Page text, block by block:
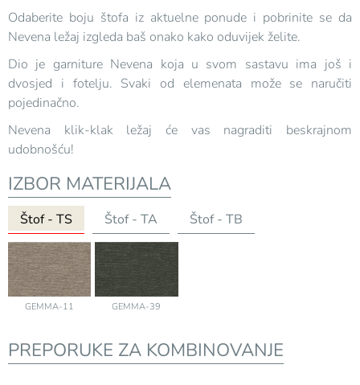
Odaberite boju štofa iz aktuelne ponude i pobrinite se da
Nevena ležaj izgleda baš onako kako oduvijek želite.
Dio je garniture Nevena koja u svom sastavu ima još i
dvosjed i fotelju. Svaki od elemenata može se naručiti
pojedinačno.
Nevena klik-klak ležaj će vas nagraditi beskrajnom
udobnošću!
IZBOR MATERIJALA
Štof - TS Štof - TA Štof - TB
GEMMA-11 GEMMA-39
PREPORUKE ZA KOMBINOVANJE